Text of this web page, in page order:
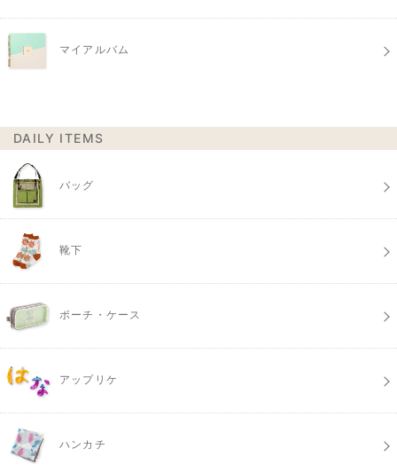
マイアルバム
DAILY ITEMS
バッグ
靴下
ポーチ・ケース
アップリケ
ハンカチ